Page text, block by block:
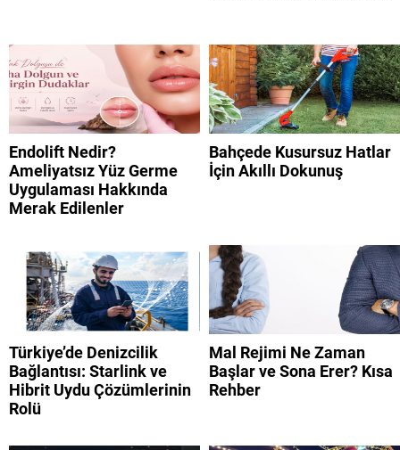
Endolift Nedir?
Ameliyatsız Yüz Germe
Uygulaması Hakkında
Merak Edilenler
Bahçede Kusursuz Hatlar
İçin Akıllı Dokunuş
Türkiye’de Denizcilik
Bağlantısı: Starlink ve
Hibrit Uydu Çözümlerinin
Rolü
Mal Rejimi Ne Zaman
Başlar ve Sona Erer? Kısa
Rehber